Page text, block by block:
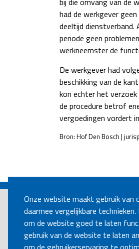
Onze website maakt gebruik van
daarmee vergelijkbare
om de website goed te laten
gebruik van de website te laten
had de werkgever
deeltijd dienstverband.
periode geen
werkneemster de
De werkgever had
beschikking van de
kon echter het
de procedure betrof
vergoedingen vordert
Bron: Hof Den Bosch |
NAVIGATION